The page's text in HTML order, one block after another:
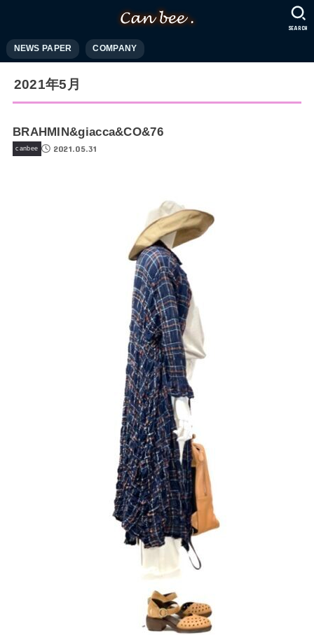
NEWS PAPER COMPANY
SEARCH
2021年5月
BRAHMIN&giacca&CO&76
canbee 2021.05.31